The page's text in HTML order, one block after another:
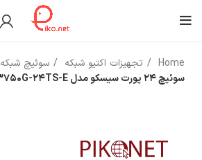
Home تجهیزات اکتیو شبکه سوئیچ شبکه
سوئیچ 24 پورت سیسکو مدل WS-C3750G-24TS-E